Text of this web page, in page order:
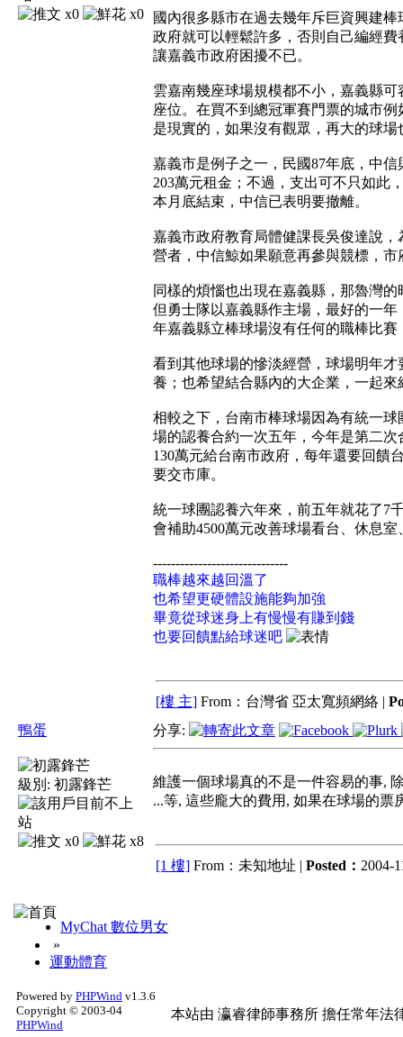
x0 x0
國內很多縣市在過去幾年斥巨資興建
政府就可以輕鬆許多，否則自己編經
讓嘉義市政府困擾不已。
雲嘉南幾座球場規模都不小，嘉義縣
座位。在買不到總冠軍賽門票的城市
是現實的，如果沒有觀眾，再大的球
嘉義市是例子之一，民國87年底，中
203萬元租金；不過，支出可不只如此
本月底結束，中信已表明要撤離。
嘉義市政府教育局體健課長吳俊達說
營者，中信鯨如果願意再參與競標，市
同樣的煩惱也出現在嘉義縣，那魯灣
但勇士隊以嘉義縣作主場，最好的一
年嘉義縣立棒球場沒有任何的職棒比賽
看到其他球場的慘淡經營，球場明年
養；也希望結合縣內的大企業，一起
相較之下，台南市棒球場因為有統一
場的認養合約一次五年，今年是第二
130萬元給台南市政府，每年還要回饋
要交市庫。
統一球團認養六年來，前五年就花了7
會補助4500萬元改善球場看台、休息
------------------------------
職棒越來越回溫了
也希望更硬體設施能夠加強
畢竟從球迷身上有慢慢有賺到錢
也要回饋點給球迷吧
[樓 主] From：台灣省 亞太寬頻網絡 |
鴨蛋
級別: 初露鋒芒
x0 x8
分享:
維護一個球場真的不是一件容易的事,
...等, 這些龐大的費用, 如果在球場的
[1 樓] From：未知地址 | Posted： 2004-
MyChat 數位男女
»
運動體育
Powered by PHPWind v1.3.6
Copyright © 2003-04
PHPWind
本站由 瀛睿律師事務所 擔任常年法